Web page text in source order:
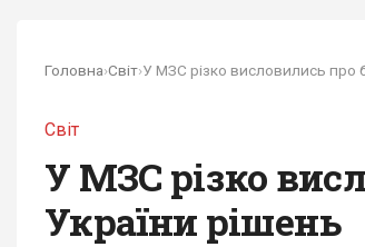
Головна›Світ›
Світ
У МЗС різко
України рішень